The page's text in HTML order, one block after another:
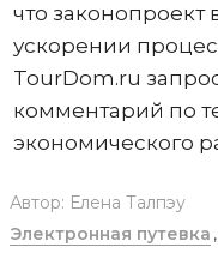
что законопроект
ускорении
TourDom.ru
комментарий по
экономического
Автор: Елена Талпэу
Электронная путевка ,